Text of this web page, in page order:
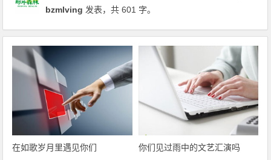
bzmlving 发表，共 601 字。
在如歌岁月里遇见你们 你们见过雨中的文艺汇演吗